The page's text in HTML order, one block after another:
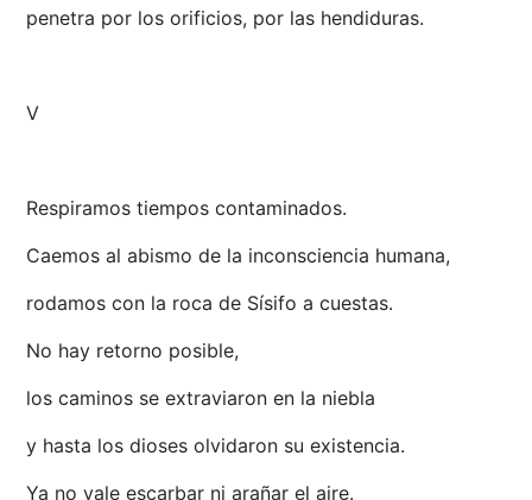
penetra por los orificios, por las hendiduras.
V
Respiramos tiempos contaminados.
Caemos al abismo de la inconsciencia humana,
rodamos con la roca de Sísifo a cuestas.
No hay retorno posible,
los caminos se extraviaron en la niebla
y hasta los dioses olvidaron su existencia.
Ya no vale escarbar ni arañar el aire.